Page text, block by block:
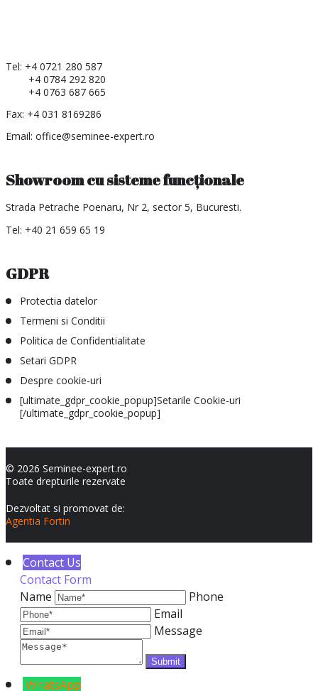
Tel: +4 0721 280 587
+4 0784 292 820
+4 0763 687 665
Fax: +4 031 8169286
Email: office@seminee-expert.ro
Showroom cu sisteme funcționale
Strada Petrache Poenaru, Nr 2, sector 5, Bucuresti.
Tel: +40 21 659 65 19
GDPR
Protectia datelor
Termeni si Conditii
Politica de Confidentialitate
Setari GDPR
Despre cookie-uri
[ultimate_gdpr_cookie_popup]Setarile Cookie-uri
[/ultimate_gdpr_cookie_popup]
© 2026 Seminee-expert.ro
Toate drepturile rezervate
Dezvoltat si promovat de:
Agentia Fortin
Contact Us
Contact Form
Name
Phone
Email
Message
WhatsApp